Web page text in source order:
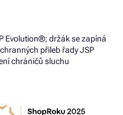
Evolution®; držák se zapíná
přileb řady JSP
chráničů sluchu